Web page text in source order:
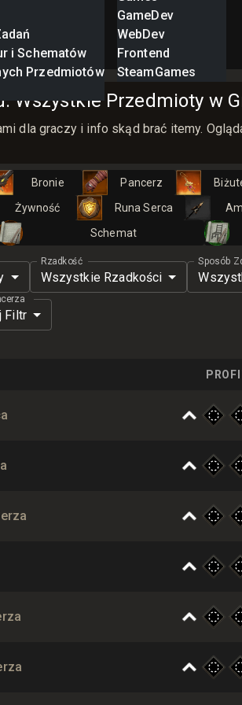
i Schematów
Przedmiotów
GameDev
WebDev
Frontend
SteamGames
Wszystkie Przedmioty w
dla graczy i info skąd brać itemy.
Bronie Pancerz
Żywność Runa Serca
Schemat
Rzadkość
Wszystkie Rzadkości
Sposób
Filtr